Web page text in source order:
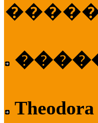
Theodora